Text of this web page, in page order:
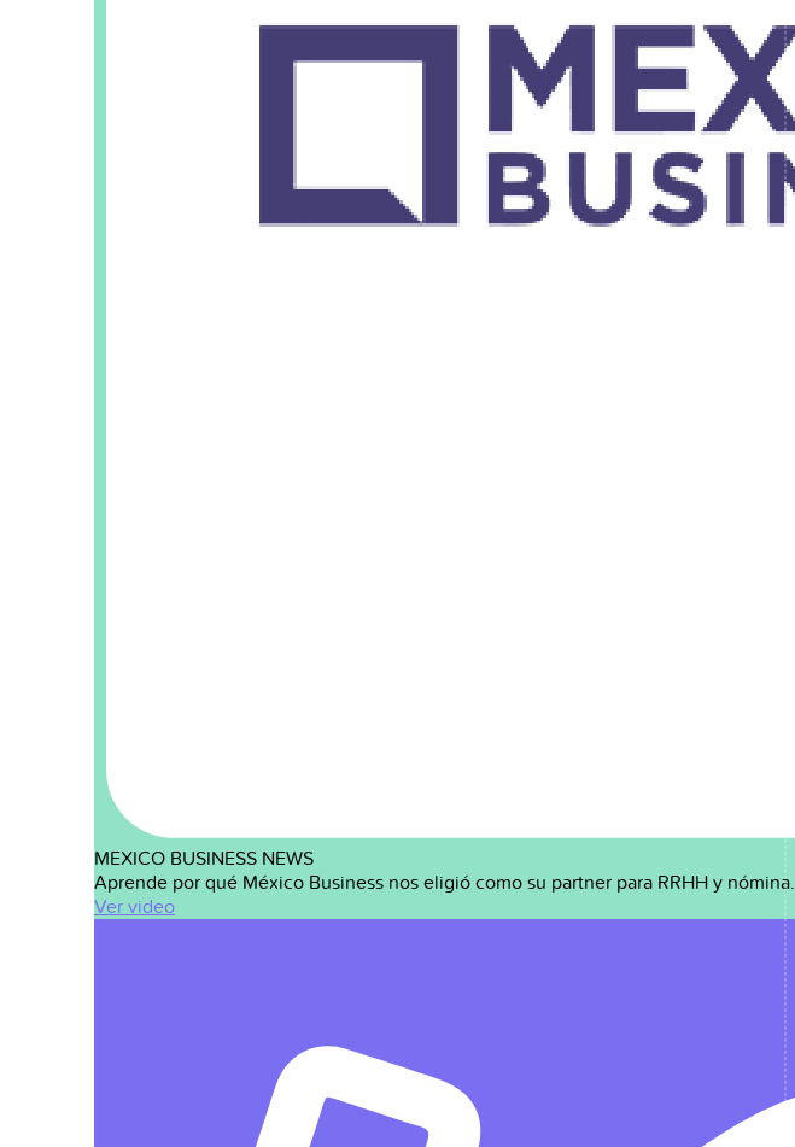
MEXICO BUSINESS NEWS
Aprende por qué México Business nos eligió como su partner para RRHH y nómina.
Ver video